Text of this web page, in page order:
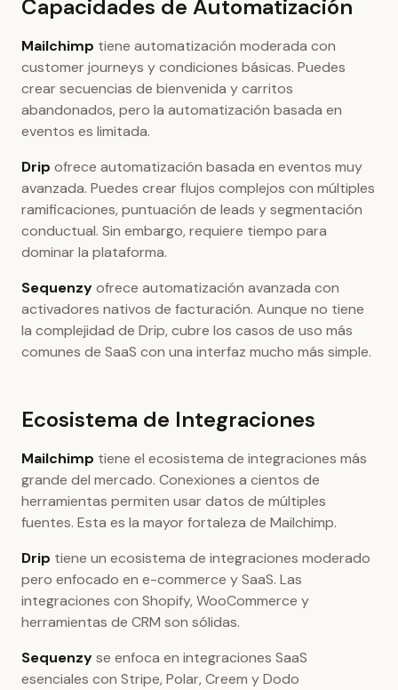
Capacidades de Automatización
Mailchimp tiene automatización moderada con
customer journeys y condiciones básicas. Puedes
crear secuencias de bienvenida y carritos
abandonados, pero la automatización basada en
eventos es limitada.
Drip ofrece automatización basada en eventos muy
avanzada. Puedes crear flujos complejos con múltiples
ramificaciones, puntuación de leads y segmentación
conductual. Sin embargo, requiere tiempo para
dominar la plataforma.
Sequenzyofrece automatización avanzada con
activadores nativos de facturación. Aunque no tiene
la complejidad de Drip, cubre los casos de uso más
comunes de SaaS con una interfaz mucho más simple.
Ecosistema de Integraciones
Mailchimp tiene el ecosistema de integraciones más
grande del mercado. Conexiones a cientos de
herramientas permiten usar datos de múltiples
fuentes. Esta es la mayor fortaleza de Mailchimp.
Drip tiene un ecosistema de integraciones moderado
pero enfocado en e-commerce y SaaS. Las
integraciones con Shopify, WooCommerce y
herramientas de CRM son sólidas.
Sequenzyse enfoca en integraciones SaaS
esenciales con Stripe, Polar, Creem y Dodo